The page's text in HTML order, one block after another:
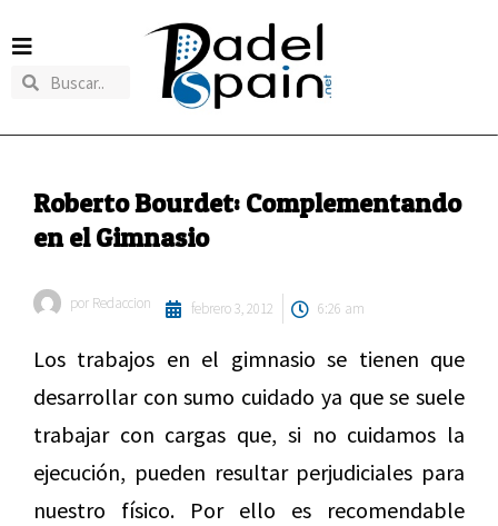
Roberto Bourdet: Complementando
en el Gimnasio
por Redaccion febrero 3, 2012 6:26 am
Los trabajos en el gimnasio se tienen que
desarrollar con sumo cuidado ya que se suele
trabajar con cargas que, si no cuidamos la
ejecución, pueden resultar perjudiciales para
nuestro físico. Por ello es recomendable